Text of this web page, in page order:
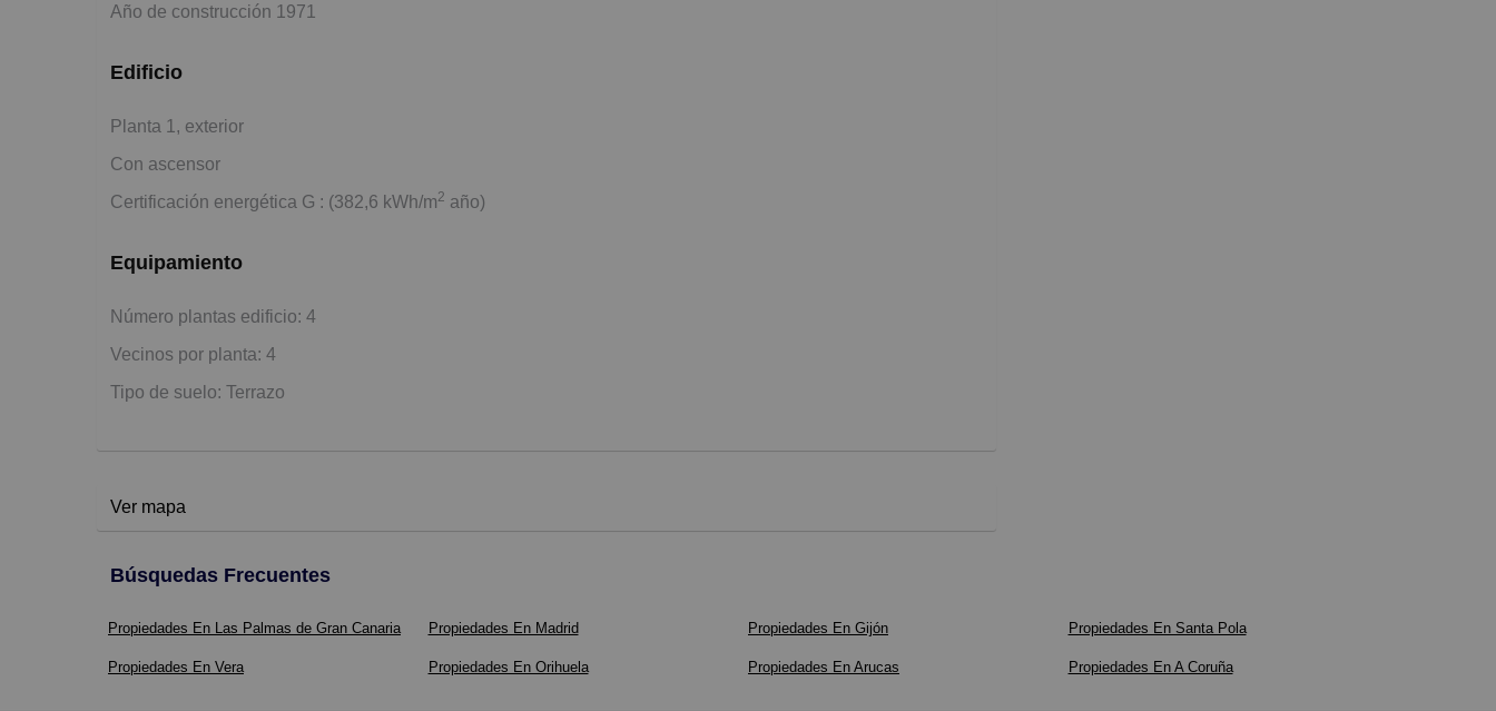
Año de construcción 1971
Edificio
Planta 1, exterior
Con ascensor
Certificación energética G : (382,6 kWh/m2 año)
Equipamiento
Número plantas edificio: 4
Vecinos por planta: 4
Tipo de suelo: Terrazo
Ver mapa
Búsquedas Frecuentes
Propiedades En Las Palmas de Gran Canaria Propiedades En Madrid Propiedades En Gijón Propiedades En Santa Pola
Propiedades En Vera Propiedades En Orihuela Propiedades En Arucas Propiedades En A Coruña